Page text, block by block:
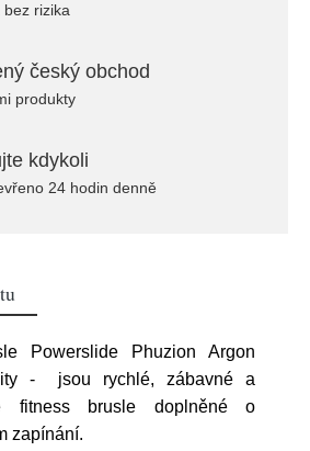
rizika
český obchod
produkty
kdykoli
24 hodin denně
Powerslide Phuzion Argon
- jsou rychlé, zábavné a
fitness brusle doplněné o
zapínání.